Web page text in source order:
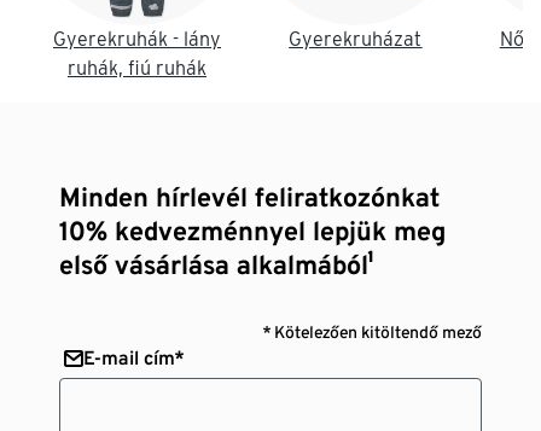
Gyerekruhák - lány
ruhák, fiú ruhák
Gyerekruházat Női
Minden hírlevél feliratkozónkat
10% kedvezménnyel lepjük meg
első vásárlása alkalmából¹
* Kötelezően kitöltendő mező
E-mail cím*